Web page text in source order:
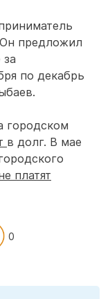
предложил
по декабрь
городском
в долг. В мае
платят
0